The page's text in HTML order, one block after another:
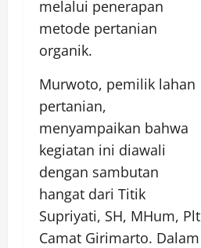
melalui penerapan
metode pertanian
organik.
Murwoto, pemilik lahan
pertanian,
menyampaikan bahwa
kegiatan ini diawali
dengan sambutan
hangat dari Titik
Supriyati, SH, MHum, Plt
Camat Girimarto. Dalam